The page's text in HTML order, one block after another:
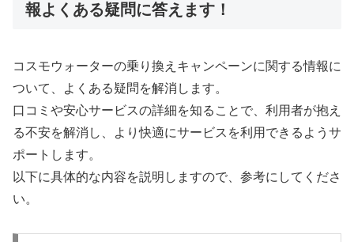
報よくある疑問に答えます！
コスモウォーターの乗り換えキャンペーンに関する情報に
ついて、よくある疑問を解消します。
口コミや安心サービスの詳細を知ることで、利用者が抱え
る不安を解消し、より快適にサービスを利用できるようサ
ポートします。
以下に具体的な内容を説明しますので、参考にしてくださ
い。